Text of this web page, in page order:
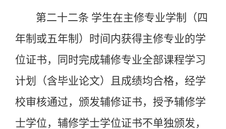
第二十二条 学生在主修专业学制（四
年制或五年制）时间内获得主修专业的学
位证书，同时完成辅修专业全部课程学习
计划（含毕业论文）且成绩均合格，经学
校审核通过，颁发辅修证书，授予辅修学
士学位，辅修学士学位证书不单独颁发，